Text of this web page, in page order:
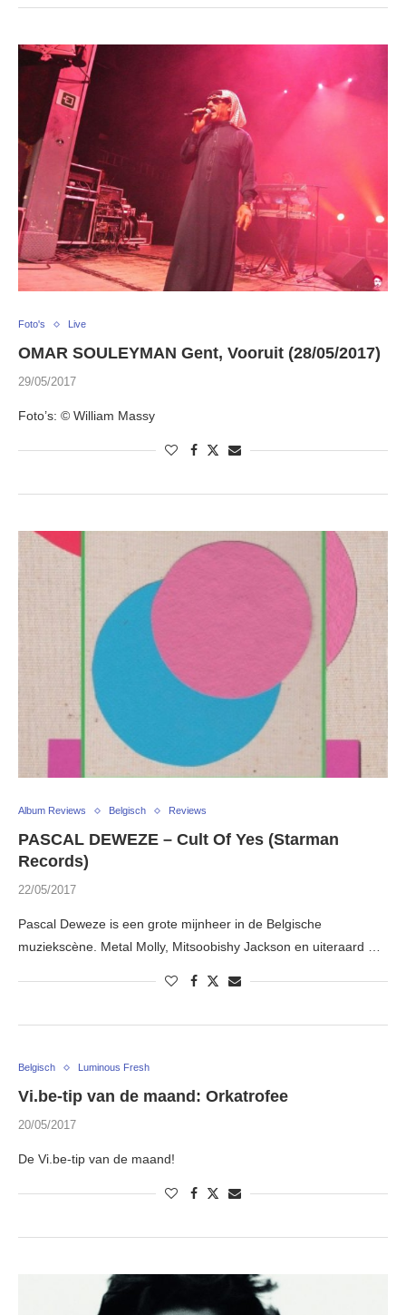
Foto's Live
OMAR SOULEYMAN Gent, Vooruit (28/05/2017)
29/05/2017
Foto’s: © William Massy
Album Reviews Belgisch Reviews
PASCAL DEWEZE – Cult Of Yes (Starman
Records)
22/05/2017
Pascal Deweze is een grote mijnheer in de Belgische
muziekscène. Metal Molly, Mitsoobishy Jackson en uiteraard …
Belgisch Luminous Fresh
Vi.be-tip van de maand: Orkatrofee
20/05/2017
De Vi.be-tip van de maand!